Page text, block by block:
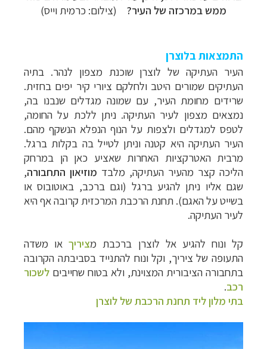
ממש במרכזה של העיר? (צילום: כרמית וייס)
התמצאות בלוצרן
העיר העתיקה של לוצרן שוכנת מצפון לנהר. בתיה
העתיקים שמורים היטב ולחלקם ציורי קיר יפים בחזית.
שרידים מחומת העיר, עם שמונה מגדלים שנבנו בה,
נמצאים מצפון לעיר העתיקה. ניתן ללכת על החומה,
לטפס למגדלים ולצפות על הנוף הנפלא הנשקף מהם.
העיר העתיקה היא קטנה וניתן לטייל בה בקלות ברגל.
מרבית האטרקציות האחרות שאציע כאן הן במרחק
הליכה קצר מהעיר העתיקה, מלבד מוזיאון התחבורה,
שגם אליו ניתן להגיע ברגל (וגם ברכב, באוטובוס או
בשייט על האגם). תחנת הרכבת המרכזית קרובה אף היא
לעיר העתיקה.
קל ונוח להגיע אל לוצרן ברכבת מציריךאו משדה
התעופה של ציריך, וקל ונוח להתנייד בסביבתה הקרובה
בתחבורה הציבורית המצוינת, ולא בטוח שחייבים לשכור
רכב.
בתי מלון ליד תחנת הרכבת של לוצרן